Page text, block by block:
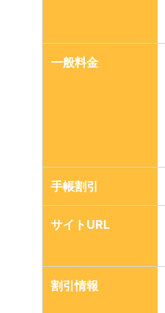
一般料金
手帳割引
サイトURL
割引情報